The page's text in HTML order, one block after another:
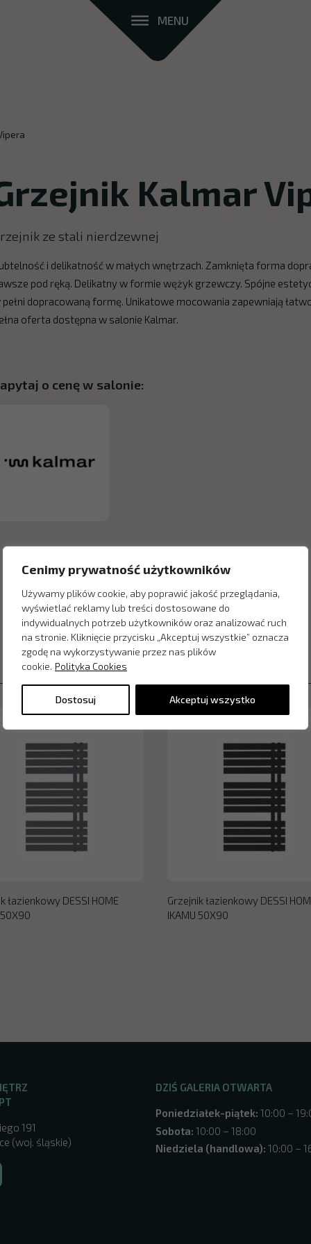
Cenimy prywatność użytkowników
Używamy plików cookie, aby poprawić jakość przeglądania,
wyświetlać reklamy lub treści dostosowane do
indywidualnych potrzeb użytkowników oraz analizować ruch
na stronie. Kliknięcie przycisku „Akceptuj wszystkie” oznacza
zgodę na wykorzystywanie przez nas plików
cookie. Polityka Cookies
Dostosuj Akceptuj wszystko
MENU
Kalmar
ze stali nierdzewnej
i delikatność w małych wnętrzach. Zamknięta forma
pod ręką. Delikatny w formie wężyk grzewczy. Spójne
pełni dopracowaną formę. Unikatowe mocowania zapewniają
oferta dostępna w salonie Kalmar.
o cenę w salonie:
łazienkowy DESSI HOME
Grzejnik łazienkowy DESSI
IKAMU 50X90
191
(woj. śląskie)
DZIŚ GALERIA OTWARTA
Poniedziałek-piątek: 10:00 –
Sobota: 10:00 – 18:00
Niedziela (handlowa): 10:00 –